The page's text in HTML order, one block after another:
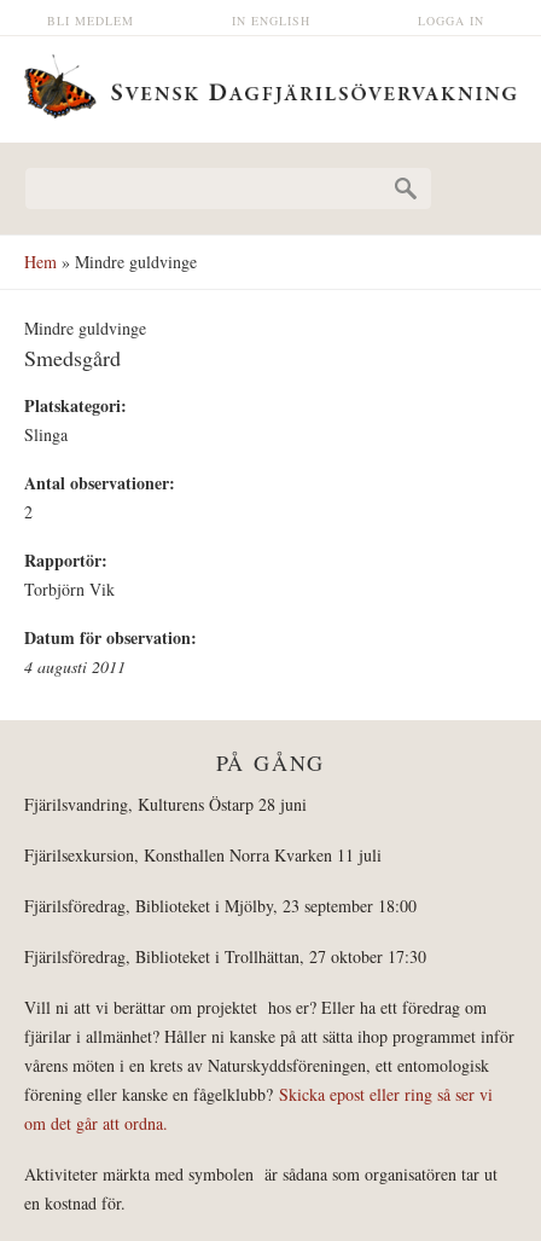
Hoppa till huvudinnehåll LOGGA IN
IN ENGLISH
BLI MEDLEM
Hem » Mindre guldvinge
Mindre guldvinge
Smedsgård
Platskategori:
Slinga
Antal observationer:
2
Rapportör:
Torbjörn Vik
Datum för observation:
4 augusti 2011
PÅ GÅNG
Fjärilsvandring, Kulturens Östarp 28 juni
Fjärilsexkursion, Konsthallen Norra Kvarken 11 juli
Fjärilsföredrag, Biblioteket i Mjölby, 23 september 18:00
Fjärilsföredrag, Biblioteket i Trollhättan, 27 oktober 17:30
Vill ni att vi berättar om projektet hos er? Eller ha ett föredrag om
fjärilar i allmänhet? Håller ni kanske på att sätta ihop programmet inför
vårens möten i en krets av Naturskyddsföreningen, ett entomologisk
förening eller kanske en fågelklubb? Skicka epost eller ring så ser vi
om det går att ordna.
Aktiviteter märkta med symbolen är sådana som organisatören tar ut
en kostnad för.